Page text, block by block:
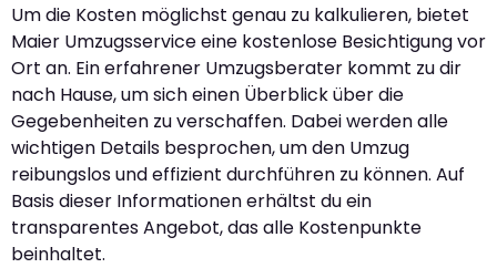
Um die Kosten möglichst genau zu kalkulieren, bietet
Maier Umzugsservice eine kostenlose Besichtigung vor
Ort an. Ein erfahrener Umzugsberater kommt zu dir
nach Hause, um sich einen Überblick über die
Gegebenheiten zu verschaffen. Dabei werden alle
wichtigen Details besprochen, um den Umzug
reibungslos und effizient durchführen zu können. Auf
Basis dieser Informationen erhältst du ein
transparentes Angebot, das alle Kostenpunkte
beinhaltet.